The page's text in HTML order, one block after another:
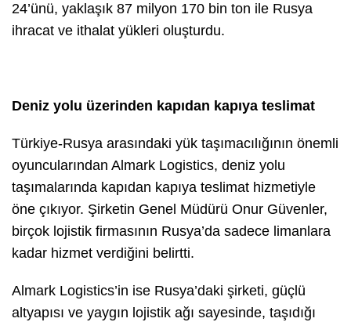
24’ünü, yaklaşık 87 milyon 170 bin ton ile Rusya
ihracat ve ithalat yükleri oluşturdu.
Deniz yolu üzerinden kapıdan kapıya teslimat
Türkiye-Rusya arasındaki yük taşımacılığının önemli
oyuncularından Almark Logistics, deniz yolu
taşımalarında kapıdan kapıya teslimat hizmetiyle
öne çıkıyor. Şirketin Genel Müdürü Onur Güvenler,
birçok lojistik firmasının Rusya’da sadece limanlara
kadar hizmet verdiğini belirtti.
Almark Logistics’in ise Rusya’daki şirketi, güçlü
altyapısı ve yaygın lojistik ağı sayesinde, taşıdığı